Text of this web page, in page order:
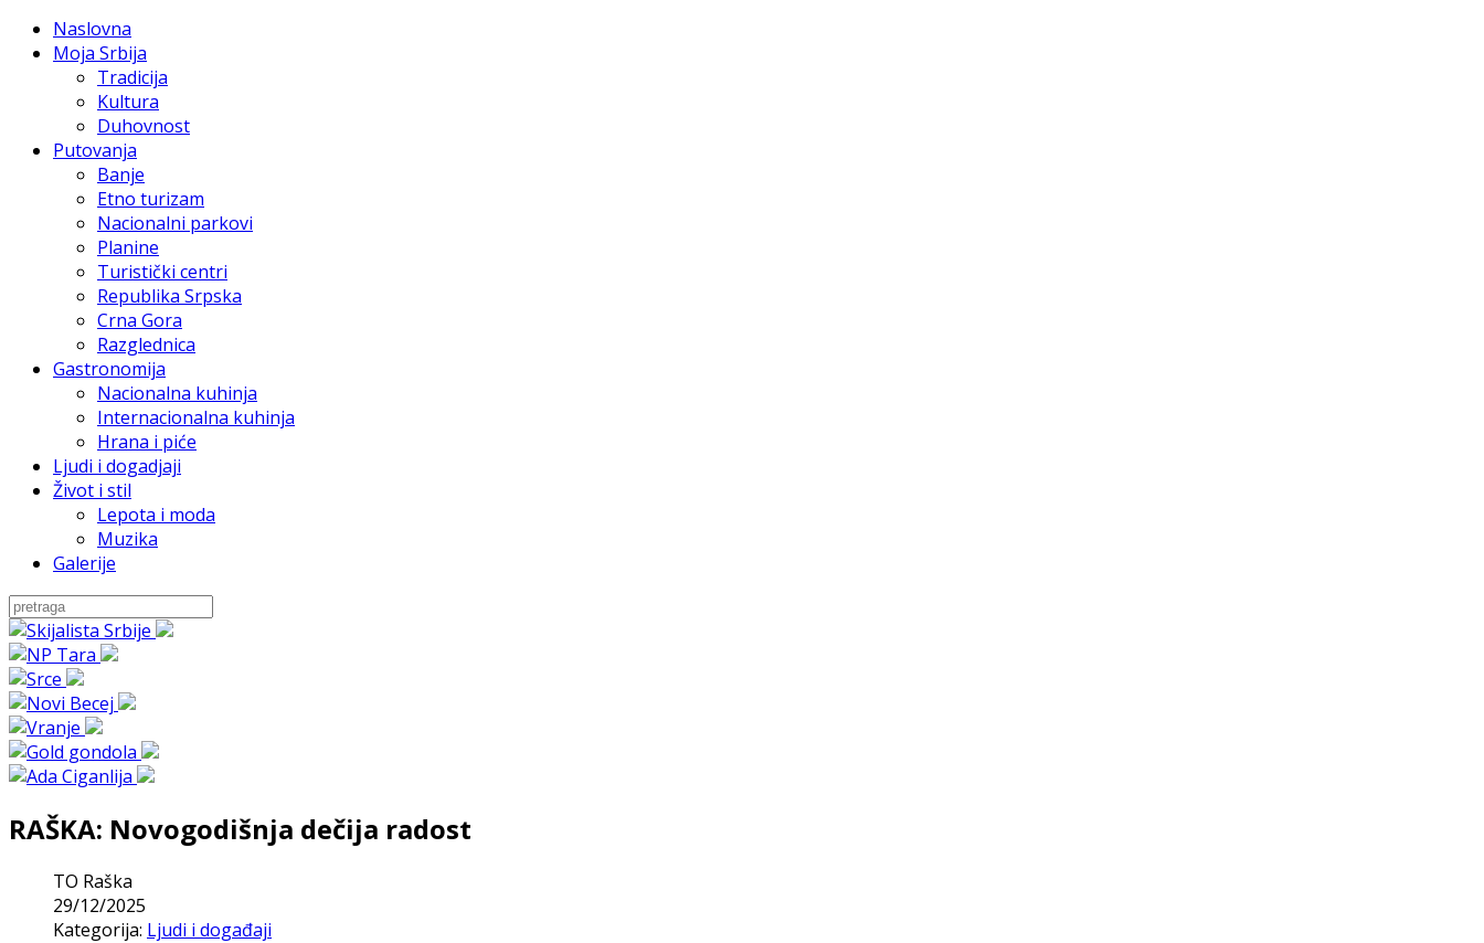
Naslovna
Moja Srbija
Tradicija
Kultura
Duhovnost
Putovanja
Banje
Etno turizam
Nacionalni parkovi
Planine
Turistički centri
Republika Srpska
Crna Gora
Razglednica
Gastronomija
Nacionalna kuhinja
Internacionalna kuhinja
Hrana i piće
Ljudi i dogadjaji
Život i stil
Lepota i moda
Muzika
Galerije
RAŠKA: Novogodišnja dečija radost
TO Raška
29/12/2025
Kategorija: Ljudi i događaji